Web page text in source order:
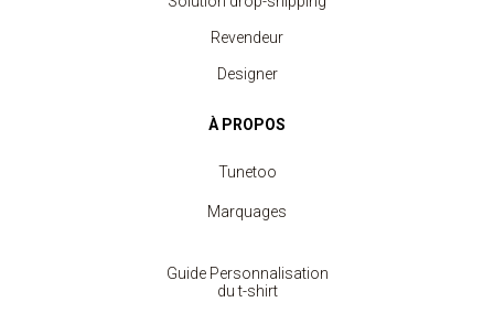
Revendeur
Designer
À PROPOS
Tunetoo
Marquages
Guide Personnalisation
du t-shirt